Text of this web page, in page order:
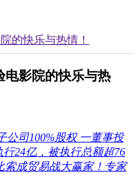
的快乐与热情！
电影院的快乐与热
公司100%股权 一董事投
行24亿，被执行总额超76
索成贸易战大赢家！专家